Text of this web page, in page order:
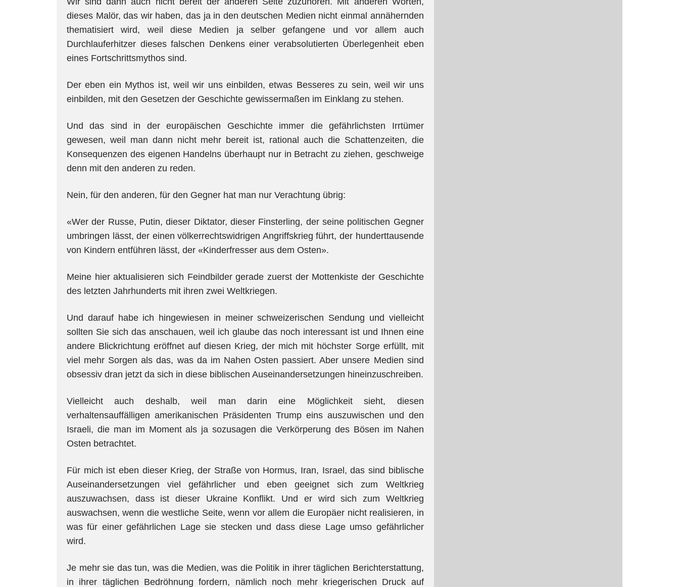
dieses Malör, das wir haben, das ja in den deutschen Medien nicht einmal annähernden
thematisiert wird, weil diese Medien ja selber gefangene und vor allem auch
Durchlauferhitzer dieses falschen Denkens einer verabsolutierten Überlegenheit eben
eines Fortschrittsmythos sind.
Der eben ein Mythos ist, weil wir uns einbilden, etwas Besseres zu sein, weil wir uns
einbilden, mit den Gesetzen der Geschichte gewissermaßen im Einklang zu stehen.
Und das sind in der europäischen Geschichte immer die gefährlichsten Irrtümer
gewesen, weil man dann nicht mehr bereit ist, rational auch die Schattenzeiten, die
Konsequenzen des eigenen Handelns überhaupt nur in Betracht zu ziehen, geschweige
denn mit den anderen zu reden.
Nein, für den anderen, für den Gegner hat man nur Verachtung übrig:
«Wer der Russe, Putin, dieser Diktator, dieser Finsterling, der seine politischen Gegner
umbringen lässt, der einen völkerrechtswidrigen Angriffskrieg führt, der hunderttausende
von Kindern entführen lässt, der «Kinderfresser aus dem Osten».
Meine hier aktualisieren sich Feindbilder gerade zuerst der Mottenkiste der Geschichte
des letzten Jahrhunderts mit ihren zwei Weltkriegen.
Und darauf habe ich hingewiesen in meiner schweizerischen Sendung und vielleicht
sollten Sie sich das anschauen, weil ich glaube das noch interessant ist und Ihnen eine
andere Blickrichtung eröffnet auf diesen Krieg, der mich mit höchster Sorge erfüllt, mit
viel mehr Sorgen als das, was da im Nahen Osten passiert. Aber unsere Medien sind
obsessiv dran jetzt da sich in diese biblischen Auseinandersetzungen hineinzuschreiben.
Vielleicht auch deshalb, weil man darin eine Möglichkeit sieht, diesen
verhaltensauffälligen amerikanischen Präsidenten Trump eins auszuwischen und den
Israeli, die man im Moment als ja sozusagen die Verkörperung des Bösen im Nahen
Osten betrachtet.
Für mich ist eben dieser Krieg, der Straße von Hormus, Iran, Israel, das sind biblische
Auseinandersetzungen viel gefährlicher und eben geeignet sich zum Weltkrieg
auszuwachsen, dass ist dieser Ukraine Konflikt. Und er wird sich zum Weltkrieg
auswachsen, wenn die westliche Seite, wenn vor allem die Europäer nicht realisieren, in
was für einer gefährlichen Lage sie stecken und dass diese Lage umso gefährlicher
wird.
Je mehr sie das tun, was die Medien, was die Politik in ihrer täglichen Berichterstattung,
in ihrer täglichen Bedröhnung fordern, nämlich noch mehr kriegerischen Druck auf